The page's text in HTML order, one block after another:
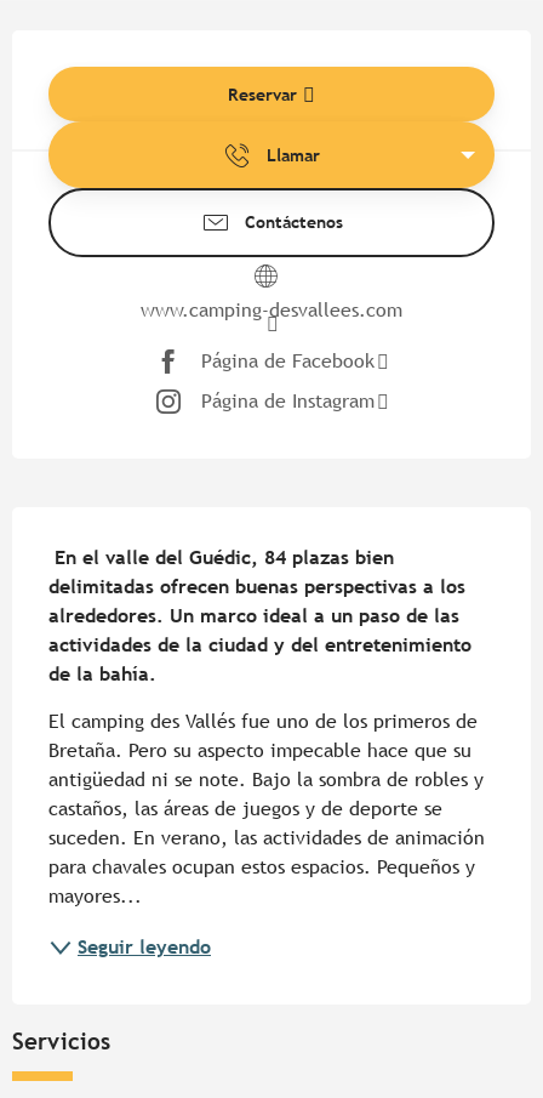
Reservar
Llamar
Contáctenos
www.camping-desvallees.com
Página de Facebook
Página de Instagram
En el valle del Guédic, 84 plazas bien
delimitadas ofrecen buenas perspectivas a los
alrededores. Un marco ideal a un paso de las
actividades de la ciudad y del entretenimiento
de la bahía.
El camping des Vallés fue uno de los primeros de
Bretaña. Pero su aspecto impecable hace que su
antigüedad ni se note. Bajo la sombra de robles y
castaños, las áreas de juegos y de deporte se
suceden. En verano, las actividades de animación
para chavales ocupan estos espacios. Pequeños y
mayores...
Seguir leyendo
Servicios